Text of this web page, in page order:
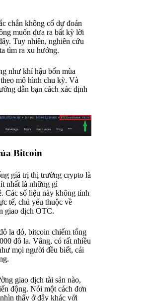
chắn không cố dự đoán
muốn đưa ra bất kỳ lời
Tuy nhiên, nghiên cứu
tìm ra xu hướng.
như khí hậu bốn mùa
mô hình chu kỳ. Và
dẫn bạn cách xác định
Bitcoin
giá trị thị trường crypto là
nhất là những gì
Các số liệu này không tính
tế, chủ yếu thuộc về
giao dịch OTC.
la đó, bitcoin chiếm tổng
đô la. Vâng, có rất nhiều
mọi người đều biết, cái
giao dịch tài sản nào,
động. Nói một cách đơn
thấy ở đây khác với